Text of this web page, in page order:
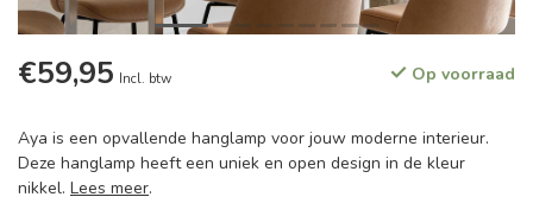
€59,95 Incl. btw Op voorraad
Aya is een opvallende hanglamp voor jouw moderne interieur.
Deze hanglamp heeft een uniek en open design in de kleur
nikkel. Lees meer.